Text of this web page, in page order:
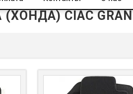
(ХОНДА) CIAC GRAN